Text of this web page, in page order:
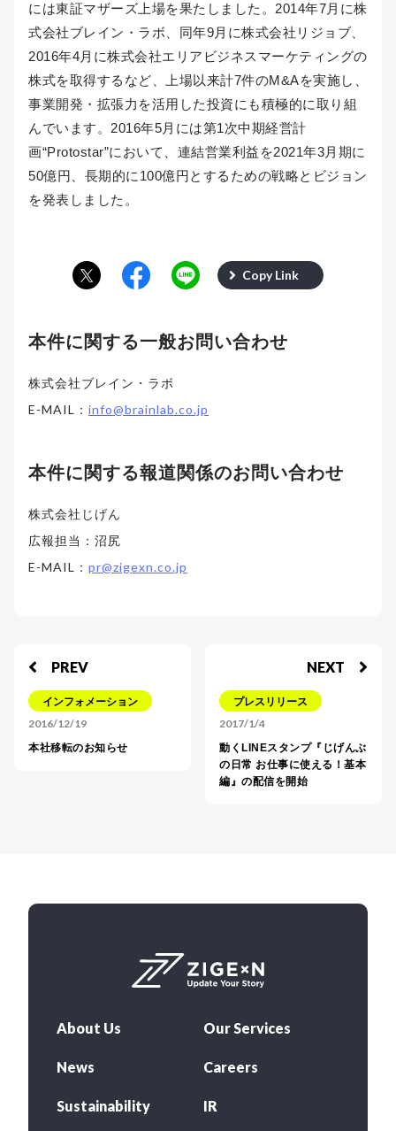
には東証マザーズ上場を果たしました。2014年7月に株
式会社ブレイン・ラボ、同年9月に株式会社リジョブ、
2016年4月に株式会社エリアビジネスマーケティングの
株式を取得するなど、上場以来計7件のM&Aを実施し、
事業開発・拡張力を活用した投資にも積極的に取り組
んでいます。2016年5月には第1次中期経営計
画“Protostar”において、連結営業利益を2021年3月期に
50億円、長期的に100億円とするための戦略とビジョン
を発表しました。
Copy Link
本件に関する一般お問い合わせ
株式会社ブレイン・ラボ
E-MAIL： info@brainlab.co.jp
本件に関する報道関係のお問い合わせ
株式会社じげん
広報担当：沼尻
E-MAIL： pr@zigexn.co.jp
PREV
インフォメーション
2016/12/19
本社移転のお知らせ
NEXT
プレスリリース
2017/1/4
動くLINEスタンプ『じげんぶ
の日常 お仕事に使える！基本
編』の配信を開始
About Us Our Services
News Careers
Sustainability IR